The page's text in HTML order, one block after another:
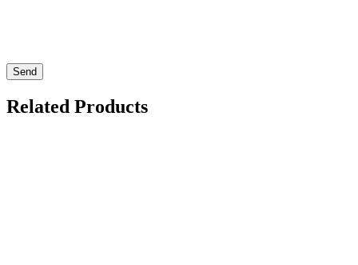
Send
Related Products